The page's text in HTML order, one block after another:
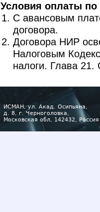
Условия оплаты по
С авансовым
договора.
Договора НИР
Налоговым
налоги. Глава 21.
ИСМАН, ул. Акад. Осипьяна,
д. 8, г. Черноголовка,
Московская обл, 142432, Россия